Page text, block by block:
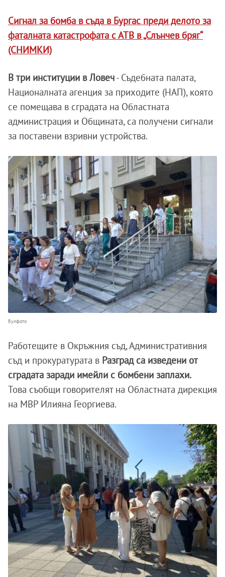
Сигнал за бомба в съда в Бургас преди делото за
фаталната катастрофата с АТВ в „Слънчев бряг“
(СНИМКИ)
В три институции в Ловеч- Съдебната палата,
Националната агенция за приходите (НАП), която
се помещава в сградата на Областната
администрация и Общината, са получени сигнали
за поставени взривни устройства.
Булфото
Работещите в Окръжния съд, Административния
съд и прокуратурата в Разград са изведени от
сградата заради имейли с бомбени заплахи.
Това съобщи говорителят на Областната дирекция
на МВР Илияна Георгиева.